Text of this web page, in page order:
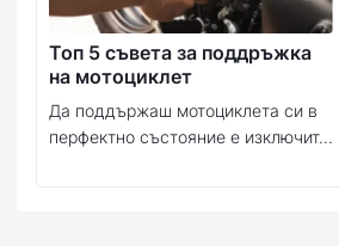
Топ 5 съвета за поддръжка
на мотоциклет
Да поддържаш мотоциклета си в
перфектно състояние е изключит...